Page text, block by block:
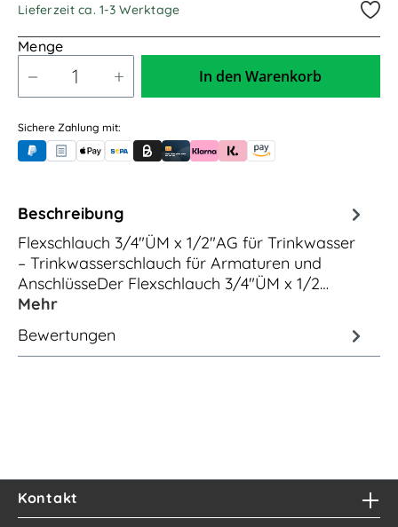
Lieferzeit ca. 1-3 Werktage
Menge
In den Warenkorb
Sichere Zahlung mit:
PayPalRechnungskauf (für Behörden)
Apple PayBanküberweisung (vorab)
Rechnungskauf (Billie)
Kreditkarte
Rechnung oder Ratenkauf (Klarna)
Sofortüberweisung (Klarna)
Amazon Pay
Beschreibung
Flexschlauch 3/4"ÜM x 1/2"AG für Trinkwasser
– Trinkwasserschlauch für Armaturen und
AnschlüsseDer Flexschlauch 3/4"ÜM x 1/2…
Mehr
Bewertungen
Kontakt